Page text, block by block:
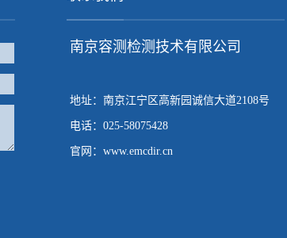
南京容测检测技术有限公司
地址：南京江宁区高新园诚信大道2108号
电话：025-58075428
官网：www.emcdir.cn